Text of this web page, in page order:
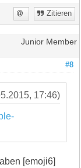
Zitieren
Junior Member
#8
17:46)
[emoji6]